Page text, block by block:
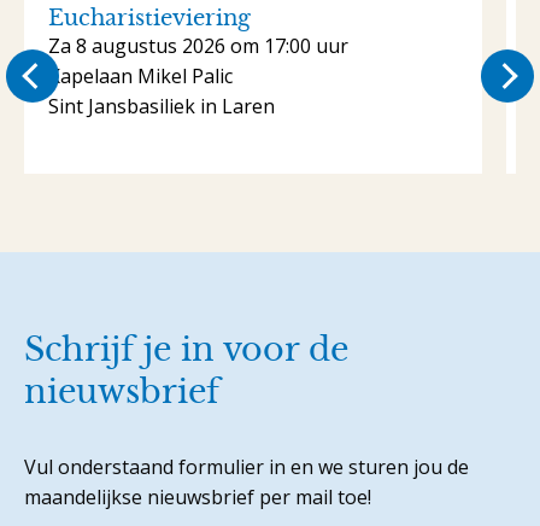
Eucharistieviering
Za 8 augustus 2026 om 17:00 uur
Kapelaan Mikel Palic
Sint Jansbasiliek in Laren
Schrijf je in voor de
nieuwsbrief
Vul onderstaand formulier in en we sturen jou de
maandelijkse nieuwsbrief per mail toe!